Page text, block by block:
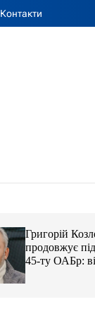
Контакти
Григорій
продовжує
45-ту ОАБр:
передали